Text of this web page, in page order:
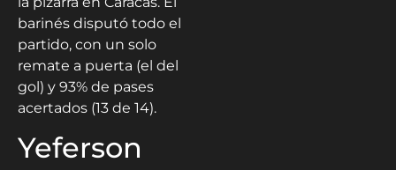
barinés disputó todo el
partido, con un solo
remate a puerta (el del
gol) y 93% de pases
acertados (13 de 14).
Yeferson